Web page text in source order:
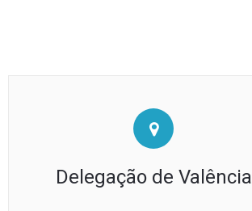
Delegação de Valência